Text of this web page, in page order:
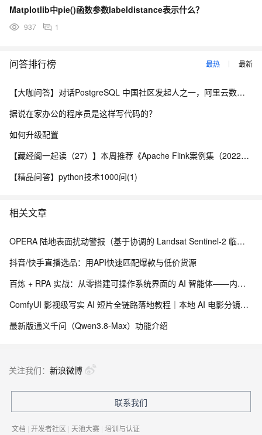
Matplotlib中pie()函数参数labeldistance表示什么？
937 1
问答排行榜 最热 最新
【大咖问答】对话PostgreSQL 中国社区发起人之一，阿里云数据库高级专家 德哥
据说在家办公的程序员是这样写代码的？
如何升级配置
【藏经阁一起读（27）】本周推荐《Apache Flink案例集（2022版）》，你有哪些心得？
【精品问答】python技术1000问(1)
相关文章
OPERA 陆地表面扰动警报（基于协调的 Landsat Sentinel-2 临时产品，版本 0）
抖音/快手直播选品：用API快速匹配爆款与低价货源
百炼 + RPA 实战：从零搭建可操作系统界面的 AI 智能体——内网离线部署与 EXE 打包分发完整方案
ComfyUI 影视级写实 AI 短片全链路落地教程｜本地 AI 电影分镜渲染、时序稳定与人像一致性解决方案
最新版通义千问（Qwen3.8-Max）功能介绍
关注我们： 新浪微博
联系我们
文档 | 开发者社区 | 天池大赛 | 培训与认证